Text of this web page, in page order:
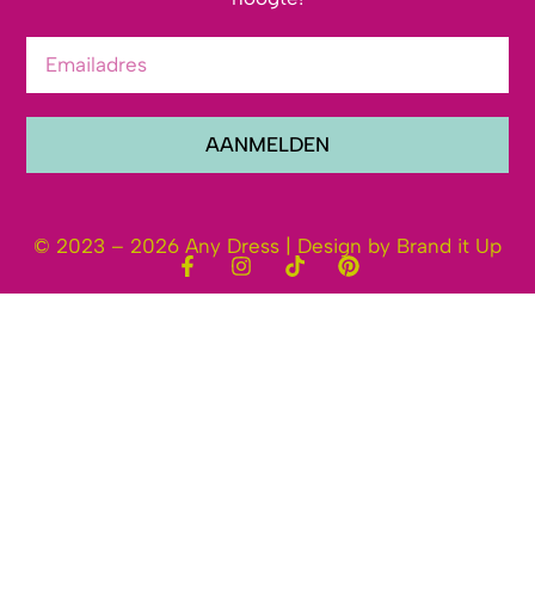
AANMELDEN
© 2023 – 2026 Any Dress | Design by Brand it Up